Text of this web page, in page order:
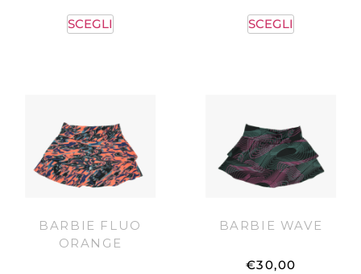
SCEGLI SCEGLI
BARBIE FLUO
ORANGE
BARBIE WAVE
€30,00